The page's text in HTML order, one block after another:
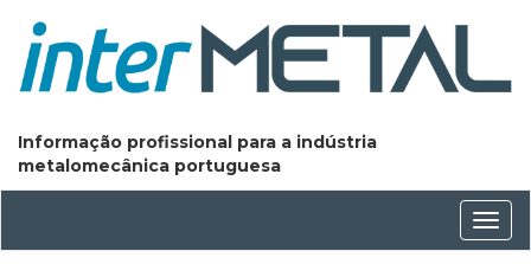
Informação profissional para a indústria
metalomecânica portuguesa